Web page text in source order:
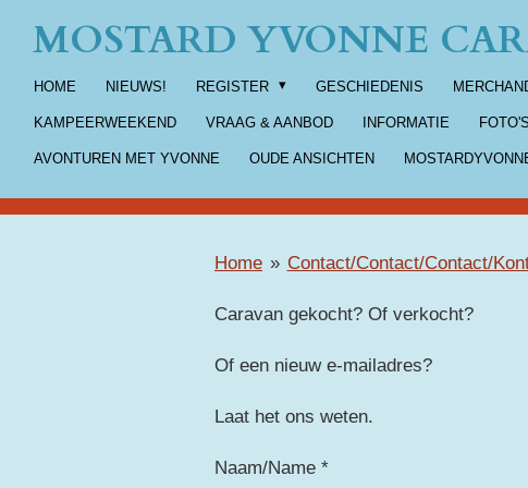
direct
naar
hoofdinhoud
MOSTARD YVONNE
HOME NIEUWS! REGISTER GESCHIEDENIS
KAMPEERWEEKEND VRAAG & AANBOD INFORMATIE
AVONTUREN MET YVONNE OUDE ANSICHTEN
Home » Contact/Contact/Contact/
Caravan gekocht? Of verkocht?
Of een nieuw e-mailadres?
Laat het ons weten.
Naam/Name *